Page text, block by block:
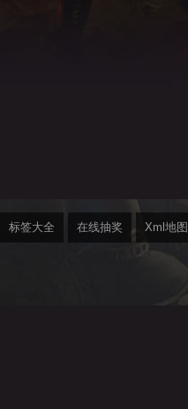
标签大全 在线抽奖 Xml地图